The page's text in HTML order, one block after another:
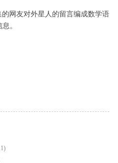
网友对外星人的留言编成数学语
。